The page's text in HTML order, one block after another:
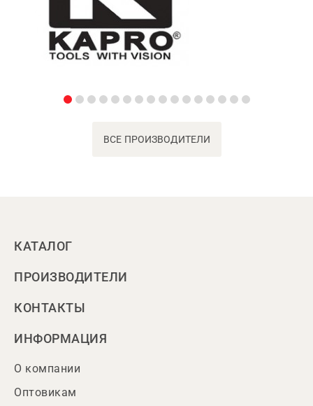
ВСЕ ПРОИЗВОДИТЕЛИ
КАТАЛОГ
ПРОИЗВОДИТЕЛИ
КОНТАКТЫ
ИНФОРМАЦИЯ
О компании
Оптовикам